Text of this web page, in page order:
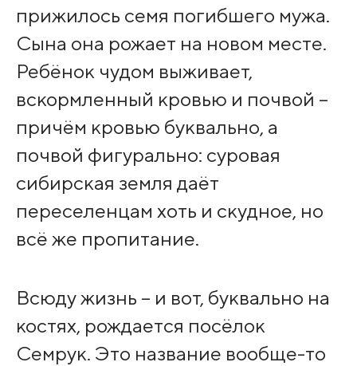
прижилось семя погибшего мужа.
Сына она рожает на новом месте.
Ребёнок чудом выживает,
вскормленный кровью и почвой –
причём кровью буквально, а
почвой фигурально: суровая
сибирская земля даёт
переселенцам хоть и скудное, но
всё же пропитание.
Всюду жизнь – и вот, буквально на
костях, рождается посёлок
Семрук. Это название вообще-то